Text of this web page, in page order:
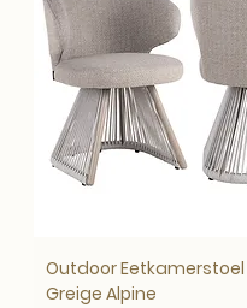
Outdoor Eetkamerstoel
Greige Alpine